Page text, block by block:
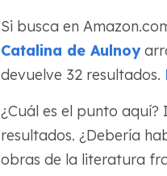
Si busca en
Catalina de Aulnoy
devuelve 32 resultados.
¿Cuál es el punto
resultados. ¿Debería
obras de la literatura